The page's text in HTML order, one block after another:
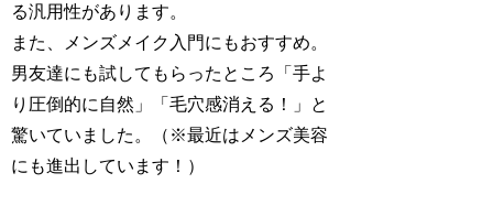
る汎用性があります。
また、メンズメイク入門にもおすすめ。
男友達にも試してもらったところ「手よ
り圧倒的に自然」「毛穴感消える！」と
驚いていました。（※最近はメンズ美容
にも進出しています！）